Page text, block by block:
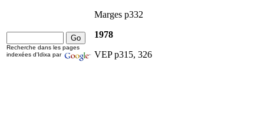
Marges p332
1978
VEP p315, 326
Recherche dans les pages
indexées d'Idixa par